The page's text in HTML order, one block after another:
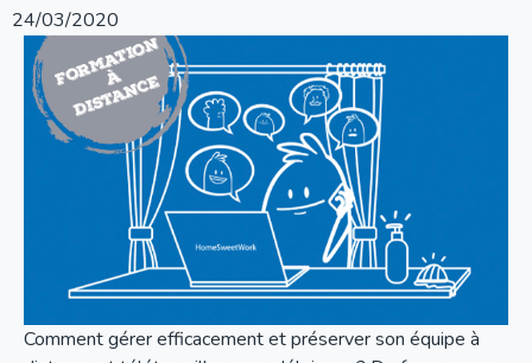
24/03/2020
Comment gérer efficacement et préserver son équipe à